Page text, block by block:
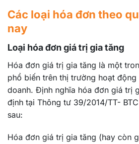
Các loại hóa đơn theo
nay
Loại hóa đơn giá trị gia tăng
Hóa đơn giá trị gia tăng là một
phổ biến trên thị trường hoạt động
doanh. Định nghĩa hóa đơn giá trị
định tại Thông tư 39/2014/TT-
sau:
Hóa đơn giá trị gia tăng (hay còn